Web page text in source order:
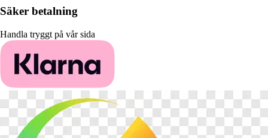
Säker betalning
Handla tryggt på vår sida